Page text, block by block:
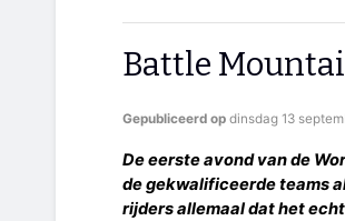
Battle
Gepubliceerd op dinsdag 13
De eerste avond van de
de gekwalificeerde teams
rijders allemaal dat het